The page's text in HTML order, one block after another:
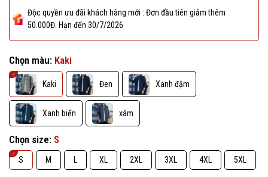
Độc quyền ưu đãi khách hàng mới : Đơn đầu tiên giảm thêm
50.000Đ. Hạn đến 30/7/2026
Chọn màu: Kaki
Kaki Đen Xanh đậm
Xanh biển xám
Chọn size: S
S M L XL 2XL 3XL 4XL 5XL